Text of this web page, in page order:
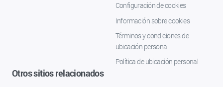
Configuración de cookies
Información sobre cookies
Términos y condiciones de
ubicación personal
Política de ubicación personal
Otros sitios relacionados